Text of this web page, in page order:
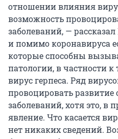
отношении влияния
возможность
заболеваний, —
и помимо коронавируса
которые способны
патологии, в частности
вирус герпеса. Ряд
провоцировать развитие
заболеваний, хотя это, в
явление. Что касается
нет никаких сведений.